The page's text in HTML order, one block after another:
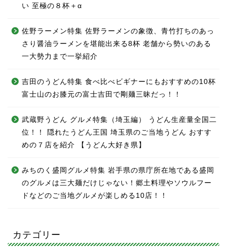
い 至極の８杯＋α
佐野ラーメン特集 佐野ラーメンの象徴、青竹打ちのあっ
さり醤油ラーメンを堪能出来る8杯 老舗から勢いのある
一大勢力まで一挙紹介
吉田のうどん特集 食べ比べビギナーにもおすすめの10杯
富士山のお膝元の富士吉田で剛麺三昧だっ！！
武蔵野うどん グルメ特集（埼玉編） うどん生産量全国二
位！！ 隠れたうどん王国 埼玉県のご当地うどん おすす
めの７店を紹介 【うどん大好き県】
みちのく盛岡グルメ特集 岩手県の県庁所在地である盛岡
のグルメは三大麺だけじゃない！郷土料理やソウルフー
ドなどのご当地グルメが楽しめる10店！！
カテゴリー